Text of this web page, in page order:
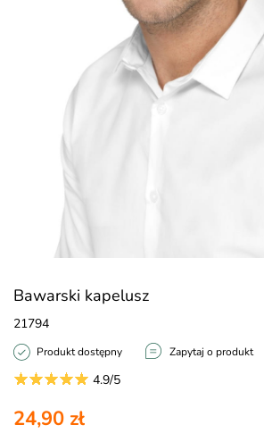
Bawarski kapelusz
21794
Produkt dostępny Zapytaj o produkt
4.9/5
24,90 zł